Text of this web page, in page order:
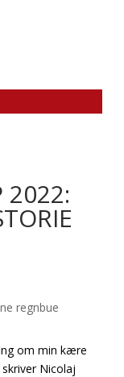
2022:
om min kære
Nicolaj